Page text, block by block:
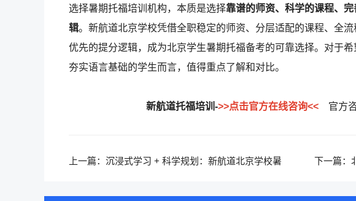
选择暑期托福培训机构，本质是选择靠谱的师资、科学的课程、
辑。新航道北京学校凭借全职稳定的师资、分层适配的课程、全
优先的提分逻辑，成为北京学生暑期托福备考的可靠选择。对于
夯实语言基础的学生而言，值得重点了解和对比。
新航道托福培训->>点击官方在线咨询<<官方咨
上一篇： 沉浸式学习 + 科学规划：新航道北京学校暑
下一篇：